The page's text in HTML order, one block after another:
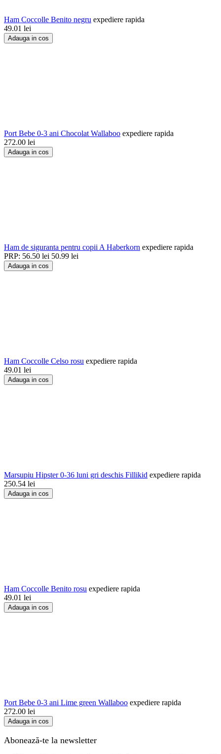
Ham Coccolle Benito negru expediere rapida
49.01 lei
Adauga in cos
Port Bebe 0-3 ani Chocolat Wallaboo expediere rapida
272.00 lei
Adauga in cos
Ham de siguranta pentru copii A Haberkorn expediere rapida
PRP: 56.50 lei 50.99 lei
Adauga in cos
Ham Coccolle Celso rosu expediere rapida
49.01 lei
Adauga in cos
Marsupiu Hipster 0-36 luni gri deschis Fillikid expediere rapida
250.54 lei
Adauga in cos
Ham Coccolle Benito rosu expediere rapida
49.01 lei
Adauga in cos
Port Bebe 0-3 ani Lime green Wallaboo expediere rapida
272.00 lei
Adauga in cos
Abonează-te la newsletter